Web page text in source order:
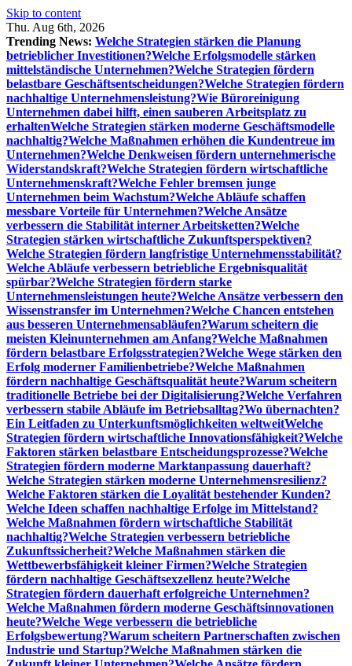
Skip to content
Thu. Aug 6th, 2026
Trending News: Welche Strategien stärken die Planung
betrieblicher Investitionen?Welche Erfolgsmodelle stärken
mittelständische Unternehmen?Welche Strategien fördern
belastbare Geschäftsentscheidungen?Welche Strategien fördern
nachhaltige Unternehmensleistung?Wie Büroreinigung
Unternehmen dabei hilft, einen sauberen Arbeitsplatz zu
erhaltenWelche Strategien stärken moderne Geschäftsmodelle
nachhaltig?Welche Maßnahmen erhöhen die Kundentreue im
Unternehmen?Welche Denkweisen fördern unternehmerische
Widerstandskraft?Welche Strategien fördern wirtschaftliche
Unternehmenskraft?Welche Fehler bremsen junge
Unternehmen beim Wachstum?Welche Abläufe schaffen
messbare Vorteile für Unternehmen?Welche Ansätze
verbessern die Stabilität interner Arbeitsketten?Welche
Strategien stärken wirtschaftliche Zukunftsperspektiven?
Welche Strategien fördern langfristige Unternehmensstabilität?
Welche Abläufe verbessern betriebliche Ergebnisqualität
spürbar?Welche Strategien fördern starke
Unternehmensleistungen heute?Welche Ansätze verbessern den
Wissenstransfer im Unternehmen?Welche Chancen entstehen
aus besseren Unternehmensabläufen?Warum scheitern die
meisten Kleinunternehmen am Anfang?Welche Maßnahmen
fördern belastbare Erfolgsstrategien?Welche Wege stärken den
Erfolg moderner Familienbetriebe?Welche Maßnahmen
fördern nachhaltige Geschäftsqualität heute?Warum scheitern
traditionelle Betriebe bei der Digitalisierung?Welche Verfahren
verbessern stabile Abläufe im Betriebsalltag?Wo übernachten?
Ein Leitfaden zu Unterkunftsmöglichkeiten weltweitWelche
Strategien fördern wirtschaftliche Innovationsfähigkeit?Welche
Faktoren stärken belastbare Entscheidungsprozesse?Welche
Strategien fördern moderne Marktanpassung dauerhaft?
Welche Strategien stärken moderne Unternehmensresilienz?
Welche Faktoren stärken die Loyalität bestehender Kunden?
Welche Ideen schaffen nachhaltige Erfolge im Mittelstand?
Welche Maßnahmen fördern wirtschaftliche Stabilität
nachhaltig?Welche Strategien verbessern betriebliche
Zukunftssicherheit?Welche Maßnahmen stärken die
Wettbewerbsfähigkeit kleiner Firmen?Welche Strategien
fördern nachhaltige Geschäftsexzellenz heute?Welche
Strategien fördern dauerhaft erfolgreiche Unternehmen?
Welche Maßnahmen fördern moderne Geschäftsinnovationen
heute?Welche Wege verbessern die betriebliche
Erfolgsbewertung?Warum scheitern Partnerschaften zwischen
Industrie und Startup?Welche Maßnahmen stärken die